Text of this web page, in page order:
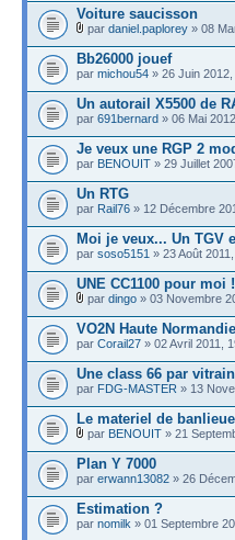
Voiture saucisson
par daniel.paplorey » 08
Bb26000 jouef
par michou54 » 26 Juin
Un autorail X5500 de
par 691bernard » 06 Mai
Je veux une RGP 2
par BENOUIT » 29 Juillet
Un RTG
par Rail76 » 12 Décembre
Moi je veux... Un TGV
par soso5151 » 23 Août
UNE CC1100 pour moi
par dingo » 03 Novembre
VO2N Haute Normandie
par Corail27 » 02 Avril 2011,
Une class 66 par
par FDG-MASTER » 13
Le materiel de
par BENOUIT » 21
Plan Y 7000
par erwann13082 » 26
Estimation ?
par nomilk » 01 Septembre